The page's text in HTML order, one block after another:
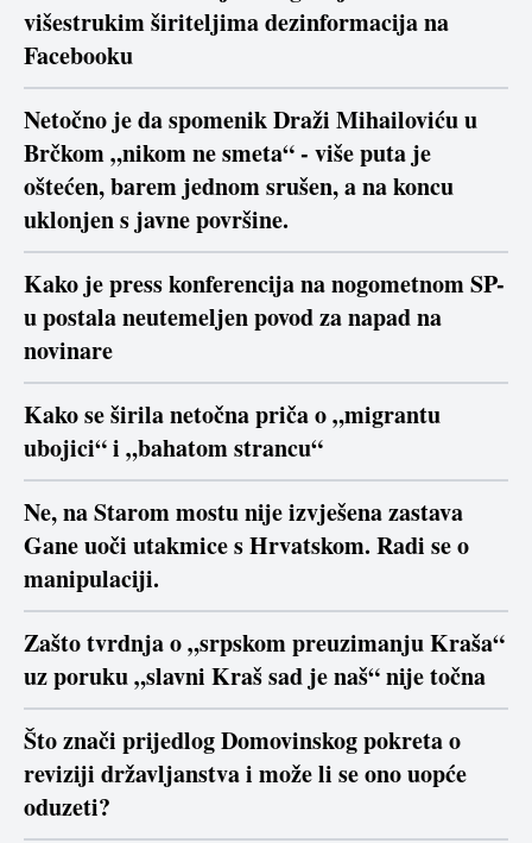
višestrukim širiteljima dezinformacija na
Facebooku
Netočno je da spomenik Draži Mihailoviću u
Brčkom „nikom ne smeta“ - više puta je
oštećen, barem jednom srušen, a na koncu
uklonjen s javne površine.
Kako je press konferencija na nogometnom SP-
u postala neutemeljen povod za napad na
novinare
Kako se širila netočna priča o „migrantu
ubojici“ i „bahatom strancu“
Ne, na Starom mostu nije izvješena zastava
Gane uoči utakmice s Hrvatskom. Radi se o
manipulaciji.
Zašto tvrdnja o „srpskom preuzimanju Kraša“
uz poruku „slavni Kraš sad je naš“ nije točna
Što znači prijedlog Domovinskog pokreta o
reviziji državljanstva i može li se ono uopće
oduzeti?